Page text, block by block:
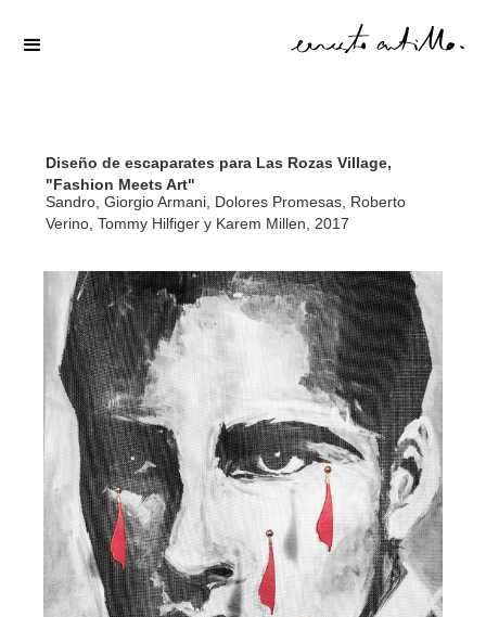
Diseño de escaparates para Las Rozas Village,
"Fashion Meets Art"
Sandro, Giorgio Armani, Dolores Promesas, Roberto
Verino, Tommy Hilfiger y Karem Millen, 2017